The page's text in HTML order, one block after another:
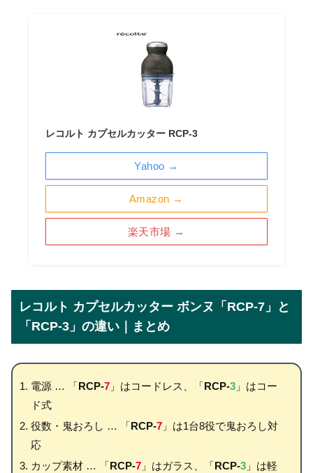
レコルト カプセルカッター RCP-3
Amazon →
楽天市場 →
Yahoo →
レコルト カプセルカッター ボンヌ「RCP-7」と
「RCP-3」の違い｜まとめ
電源 … 「RCP-7」はコードレス、「RCP-3」はコー
ド式
役数・鬼おろし … 「RCP-7」は1台8役で鬼おろし対
応
カップ素材 … 「RCP-7」はガラス、「RCP-3」は軽